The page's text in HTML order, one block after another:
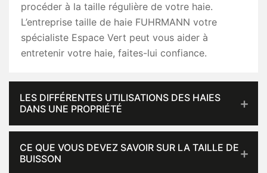
procéder à la taille régulière de votre haie.
L’entreprise taille de haie FUHRMANN votre
spécialiste Espace Vert peut vous aider à
entretenir votre haie, faites-lui confiance.
LES DIFFÉRENTES UTILISATIONS DES HAIES
DANS UNE PROPRIÉTÉ
CE QUE VOUS DEVEZ SAVOIR SUR LA TAILLE DE
BUISSON